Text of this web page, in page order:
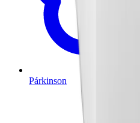
Párkinson